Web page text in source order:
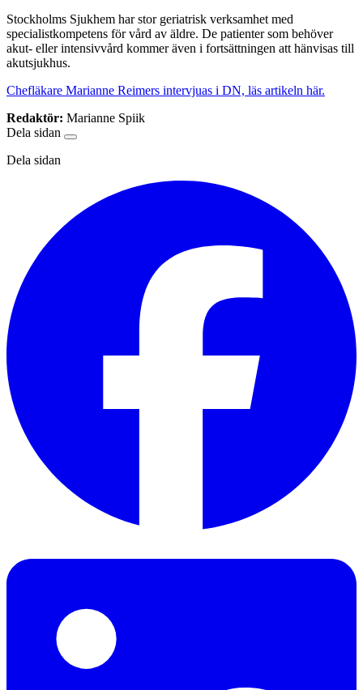
Stockholms Sjukhem har stor geriatrisk verksamhet med
specialistkompetens för vård av äldre. De patienter som behöver
akut- eller intensivvård kommer även i fortsättningen att hänvisas till
akutsjukhus.
Chefläkare Marianne Reimers intervjuas i DN, läs artikeln här.
Redaktör: Marianne Spiik
Dela sidan
Dela sidan